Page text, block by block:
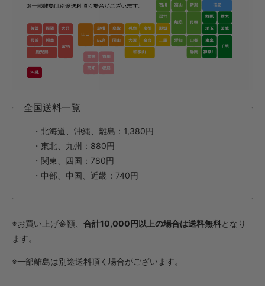
全国送料一覧
・北海道、沖縄、離島：1,380円
・東北、九州：880円
・関東、四国：780円
・中部、中国、近畿：740円
※お買い上げ金額、 合計10,000円以上の場合は送料無料となり
ます。
※一部離島は別途送料頂く場合がございます。